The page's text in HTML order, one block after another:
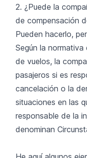
2. ¿Puede la
de compensación
Pueden hacerlo,
Según la
de vuelos, la
pasajeros si es
cancelación o la
situaciones en las
responsable de la
denominan